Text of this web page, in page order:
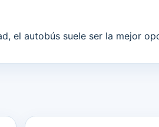
el autobús suele ser la mejor